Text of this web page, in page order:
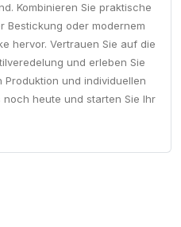
Kombinieren Sie praktische
Bestickung oder modernem
hervor. Vertrauen Sie auf die
und erleben Sie
und individuellen
noch heute und starten Sie Ihr